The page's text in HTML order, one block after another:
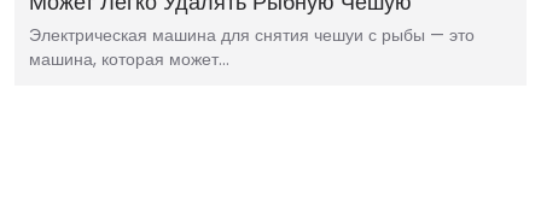
Электрическая машина для снятия чешуи с рыбы — это
машина, которая может...